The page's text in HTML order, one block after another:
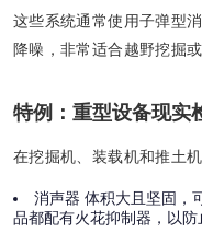
这些系统通常使用子弹型
降噪，非常适合越野挖掘或
特例：重型设备现实
在挖掘机、装载机和推土
消声器 体积大且坚固，
品都配有火花抑制器，以防